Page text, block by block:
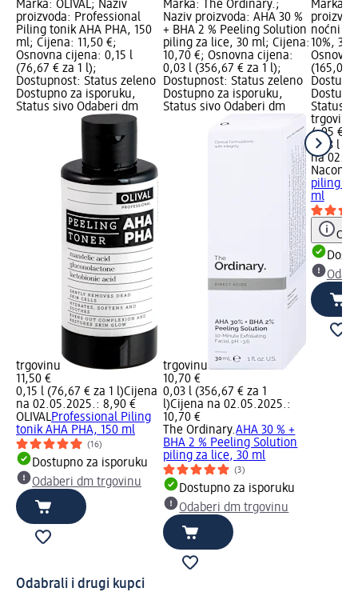
Marka: OLIVAL; Naziv
proizvoda: Professional
Piling tonik AHA PHA, 150
ml; Cijena: 11,50 €;
Osnovna cijena: 0,15 l
(76,67 € za 1 l);
Dostupnost: Status zeleno
Dostupno za isporuku,
Status sivo Odaberi dm
trgovinu
11,50 €
0,15 l (76,67 € za 1 l)Cijena
na 02.05.2025.: 8,90 €
OLIVALProfessional Piling
tonik AHA PHA, 150 ml
(16)
Dostupno za isporuku
Odaberi dm trgovinu
Marka: The Ordinary.;
Naziv proizvoda: AHA 30 %
+ BHA 2 % Peeling Solution
piling za lice, 30 ml; Cijena:
10,70 €; Osnovna cijena:
0,03 l (356,67 € za 1 l);
Dostupnost: Status zeleno
Dostupno za isporuku,
Status sivo Odaberi dm
trgovinu
10,70 €
0,03 l (356,67 € za 1
l)Cijena na 02.05.2025.:
10,70 €
The Ordinary.AHA 30 % +
BHA 2 % Peeling Solution
piling za lice, 30 ml
(3)
Dostupno za isporuku
Odaberi dm trgovinu
Marka:
noćni
10%, 30
(165,00
Status
trgovinu
4,95 €
0,03 l
na
Nacomi
piling
ml
Odabrali i drugi kupci